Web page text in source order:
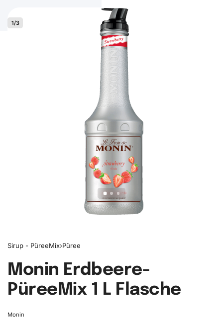
1/3
Sirup - PüreeMix›Püree
Monin Erdbeere-
PüreeMix 1 L Flasche
Monin